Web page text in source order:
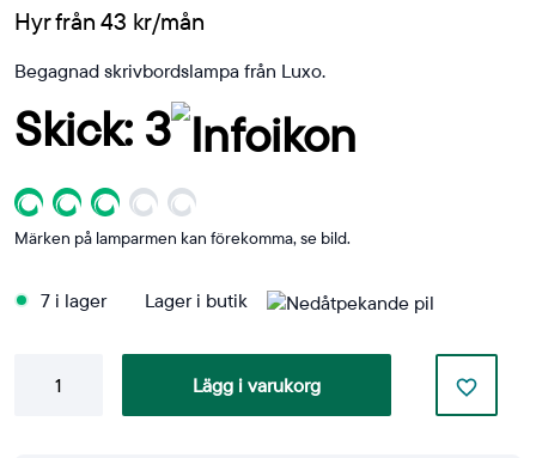
Hyr från 43 kr/mån
Begagnad skrivbordslampa från Luxo.
Skick: 3
Märken på lamparmen kan förekomma, se bild.
7 i lager Lager i butik
Skrivbordslampa
Lägg i varukorg